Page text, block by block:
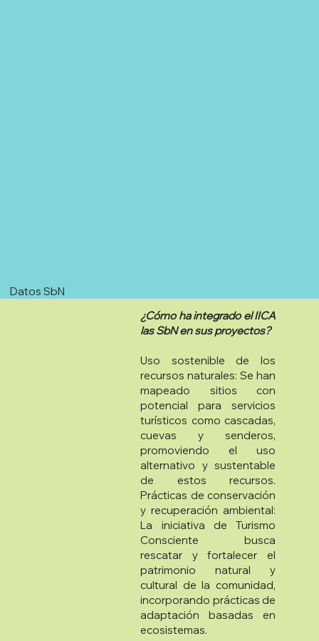
Datos SbN
¿Cómo ha integrado el IICA
las SbN en sus proyectos?
Uso sostenible de los
recursos naturales: Se han
mapeado sitios con
potencial para servicios
turísticos como cascadas,
cuevas y senderos,
promoviendo el uso
alternativo y sustentable
de estos recursos.
Prácticas de conservación
y recuperación ambiental:
La iniciativa de Turismo
Consciente busca
rescatar y fortalecer el
patrimonio natural y
cultural de la comunidad,
incorporando prácticas de
adaptación basadas en
ecosistemas.